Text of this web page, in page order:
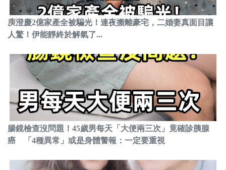
庾澄慶2億家產全被騙光！連夜搬離豪宅，二婚妻真面目讓
人驚！伊能靜終於解氣了...
腸鏡檢查沒問題！45歲男每天「大便兩三次」竟確診胰腺
癌 「4種異常」或是身體警報：一定要重視